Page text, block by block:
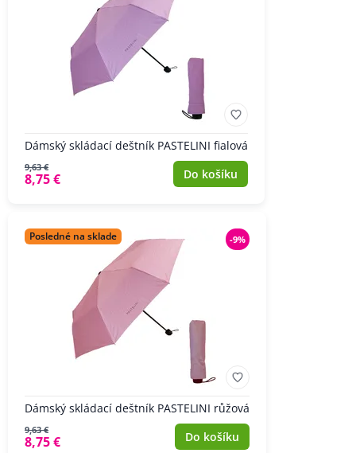
Dámský skládací deštník PASTELINI fialová
9,63 €
8,75 € Do košíku
Posledné na sklade -9%
Dámský skládací deštník PASTELINI růžová
9,63 €
8,75 € Do košíku